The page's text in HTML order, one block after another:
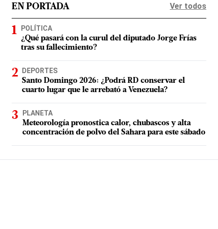
EN PORTADA Ver todos
POLÍTICA
¿Qué pasará con la curul del diputado Jorge Frías
tras su fallecimiento?
DEPORTES
Santo Domingo 2026: ¿Podrá RD conservar el
cuarto lugar que le arrebató a Venezuela?
PLANETA
Meteorología pronostica calor, chubascos y alta
concentración de polvo del Sahara para este sábado